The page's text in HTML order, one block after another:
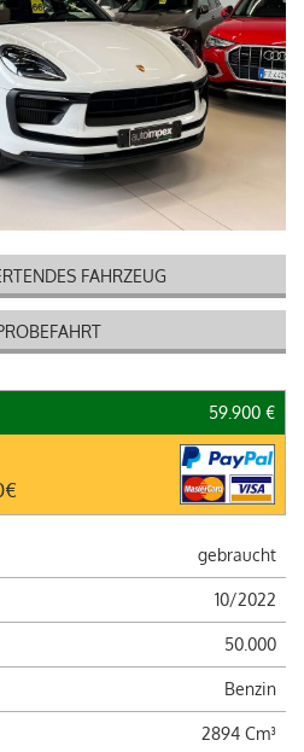
FAHRZEUG
59.900 €
gebraucht
10/2022
50.000
Benzin
2894 Cm³